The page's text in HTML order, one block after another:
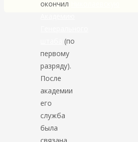
окончил
(по
первому
разряду).
После
академии
его
служба
была